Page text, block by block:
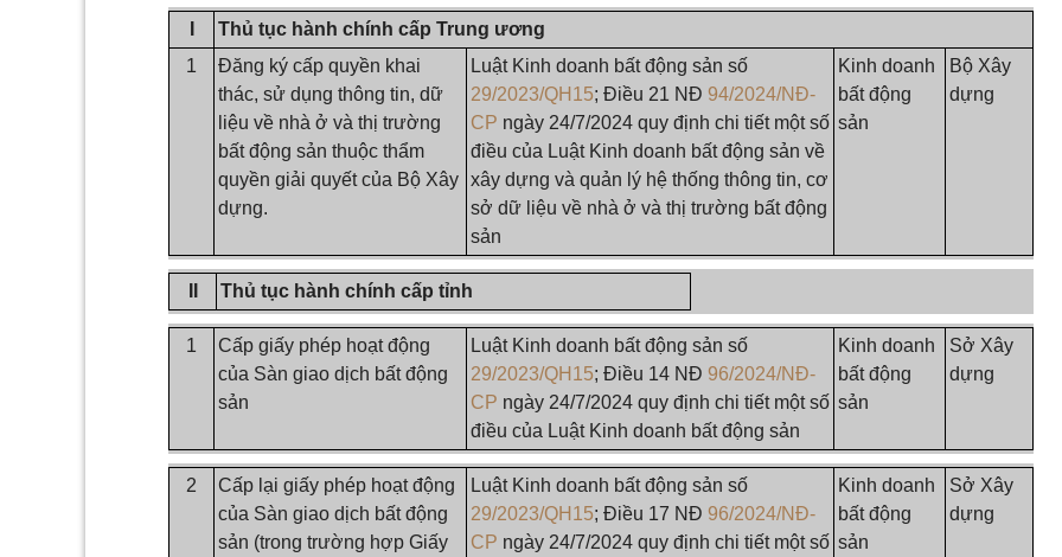
Thủ tục hành chính cấp Trung ương
1
Đăng ký cấp quyền khai
thác, sử dụng thông tin, dữ
liệu về nhà ở và thị trường
bất động sản thuộc thẩm
quyền giải quyết của Bộ Xây
dựng.
Luật Kinh doanh bất động sản số
29/2023/QH15; Điều 21 NĐ 94/2024/NĐ-
CP ngày 24/7/2024 quy định chi tiết một số
điều của Luật Kinh doanh bất động sản về
xây dựng và quản lý hệ thống thông tin, cơ
sở dữ liệu về nhà ở và thị trường bất động
sản
Kinh doanh
bất động
sản
Bộ Xây
dựng
Thủ tục hành chính cấp tỉnh
1
Cấp giấy phép hoạt động
của Sàn giao dịch bất động
sản
Luật Kinh doanh bất động sản số
29/2023/QH15; Điều 14 NĐ 96/2024/NĐ-
CP ngày 24/7/2024 quy định chi tiết một số
điều của Luật Kinh doanh bất động sản
Kinh doanh
bất động
sản
Sở Xây
dựng
2
Cấp lại giấy phép hoạt động
của Sàn giao dịch bất động
sản (trong trường hợp Giấy
Luật Kinh doanh bất động sản số
29/2023/QH15; Điều 17 NĐ 96/2024/NĐ-
CP ngày 24/7/2024 quy định chi tiết một số
Kinh doanh
bất động
sản
Sở Xây
dựng